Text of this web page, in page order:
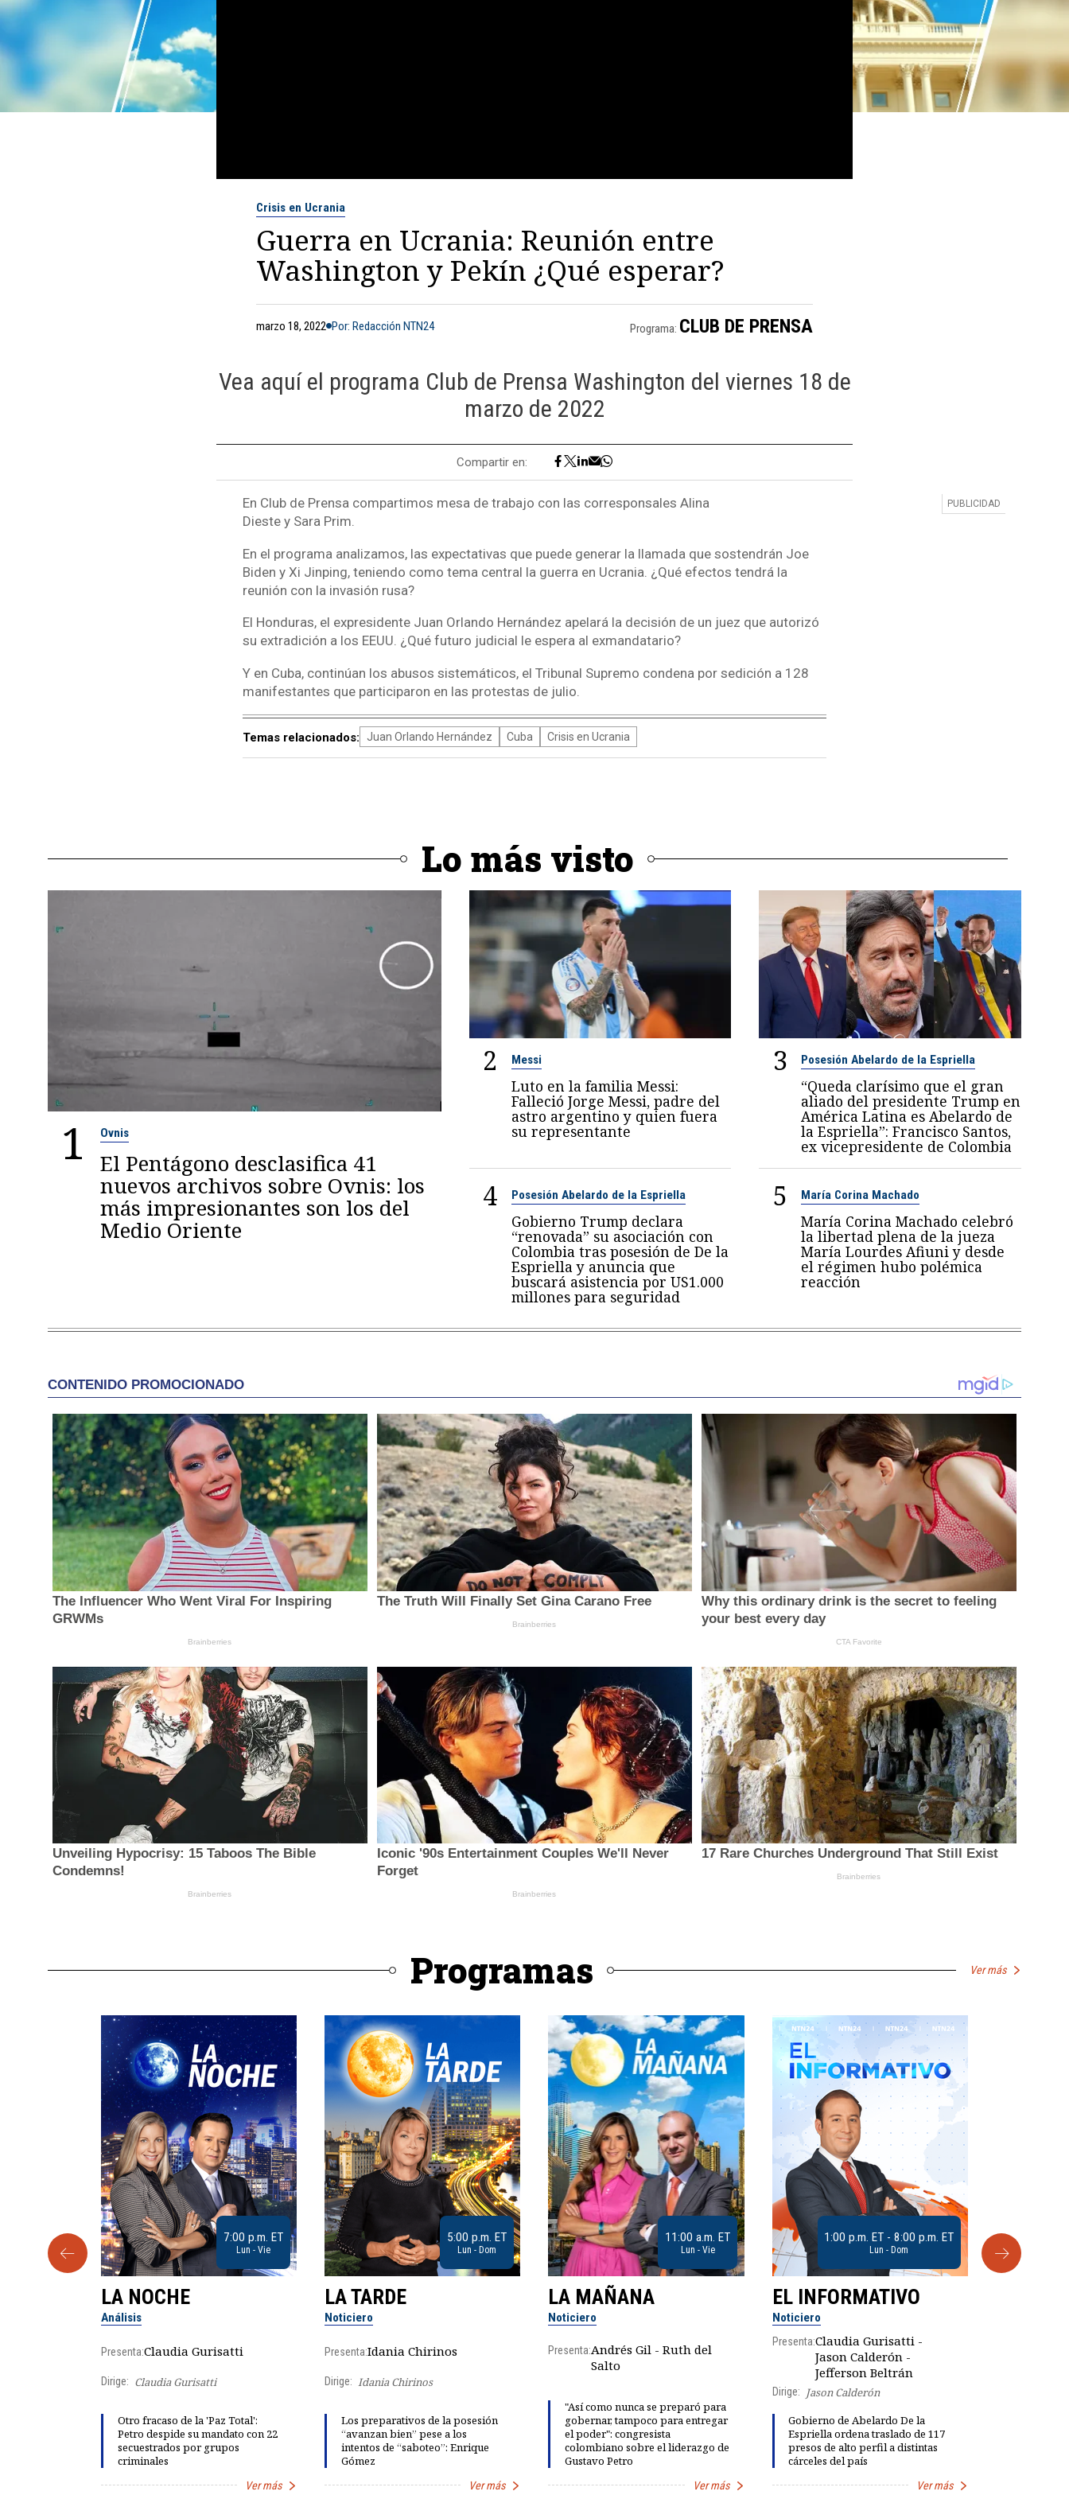
Crisis en Ucrania
Guerra en Ucrania: Reunión entre
Washington y Pekín ¿Qué esperar?
marzo 18, 2022 Por: Redacción NTN24 Programa: CLUB DE PRENSA
Vea aquí el programa Club de Prensa Washington del viernes 18 de
marzo de 2022
Compartir en:
En Club de Prensa compartimos mesa de trabajo con las corresponsales Alina
Dieste y Sara Prim.
En el programa analizamos, las expectativas que puede generar la llamada que sostendrán Joe
Biden y Xi Jinping, teniendo como tema central la guerra en Ucrania. ¿Qué efectos tendrá la
reunión con la invasión rusa?
El Honduras, el expresidente Juan Orlando Hernández apelará la decisión de un juez que autorizó
su extradición a los EEUU. ¿Qué futuro judicial le espera al exmandatario?
Y en Cuba, continúan los abusos sistemáticos, el Tribunal Supremo condena por sedición a 128
manifestantes que participaron en las protestas de julio.
Temas relacionados: Juan Orlando Hernández Cuba Crisis en Ucrania
Lo más visto
1 Ovnis
El Pentágono desclasifica 41
nuevos archivos sobre Ovnis: los
más impresionantes son los del
Medio Oriente
2 Messi
Luto en la familia Messi:
Falleció Jorge Messi, padre del
astro argentino y quien fuera
su representante
3 Posesión Abelardo de la Espriella
“Queda clarísimo que el gran
aliado del presidente Trump en
América Latina es Abelardo de
la Espriella”: Francisco Santos,
ex vicepresidente de Colombia
4 Posesión Abelardo de la Espriella
Gobierno Trump declara
“renovada” su asociación con
Colombia tras posesión de De la
Espriella y anuncia que
buscará asistencia por US1.000
millones para seguridad
5 María Corina Machado
María Corina Machado celebró
la libertad plena de la jueza
María Lourdes Afiuni y desde
el régimen hubo polémica
reacción
Programas Ver más
9:30 a.m. ET 7:00 p.m. ET
Lun - Vie
LA NOCHE
Análisis
Presenta:Claudia Gurisatti
Dirige: Claudia Gurisatti
Otro fracaso de la 'Paz Total':
Petro despide su mandato con 22
secuestrados por grupos
criminales
Ver más
5:00 p.m. ET
Lun - Dom
LA TARDE
Noticiero
Presenta:Idania Chirinos
Dirige: Idania Chirinos
Los preparativos de la posesión
“avanzan bien” pese a los
intentos de “saboteo”: Enrique
Gómez
Ver más
11:00 a.m. ET
Lun - Vie
LA MAÑANA
Noticiero
Presenta:Andrés Gil - Ruth del
Salto
"Así como nunca se preparó para
gobernar, tampoco para entregar
el poder": congresista
colombiano sobre el liderazgo de
Gustavo Petro
Ver más
1:00 p.m. ET - 8:00 p.m. ET
Lun - Dom
EL INFORMATIVO
Noticiero
Presenta:Claudia Gurisatti -
Jason Calderón -
Jefferson Beltrán
Dirige:
Jason Calderón
Gobierno de Abelardo De la
Espriella ordena traslado de 117
presos de alto perfil a distintas
cárceles del país
Ver más